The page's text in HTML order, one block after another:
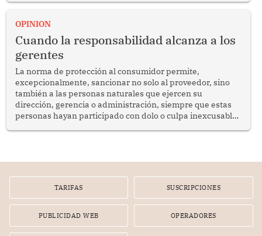
enfrenta desafíos en materia de desarrollo, cohesión
OPINION
Cuando la responsabilidad alcanza a los
gerentes
La norma de protección al consumidor permite,
excepcionalmente, sancionar no solo al proveedor, sino
también a las personas naturales que ejercen su
dirección, gerencia o administración, siempre que estas
personas hayan participado con dolo o culpa inexcusable
por la frustrada realización de un meet and greet con
TARIFAS SUSCRIPCIONES
PUBLICIDAD WEB OPERADORES